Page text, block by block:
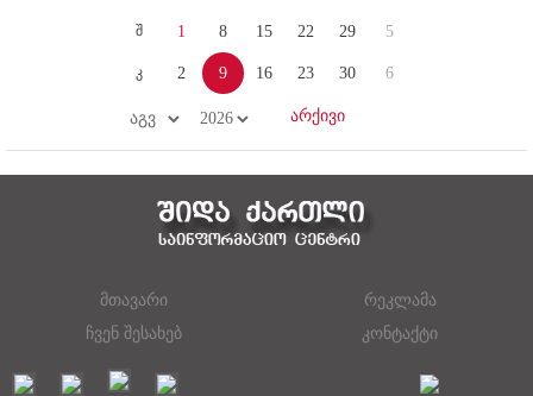
შ
კ
1
2
8
9
15
16
22
23
29
30
5
6
მთავარი
რეკლამა
ჩვენ შესახებ
კონტაქტი